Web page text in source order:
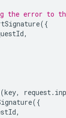
the error to
({
,
(key, request.
({
,